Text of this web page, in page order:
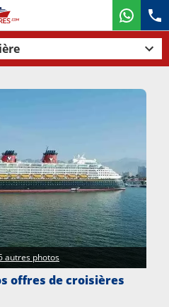
Compagnies
offres de croisières
autres photos